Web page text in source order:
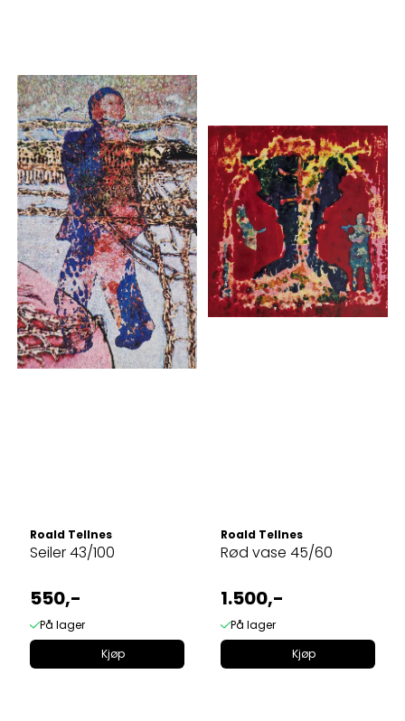
Roald Tellnes
Seiler 43/100
550,-
På lager
Kjøp
Roald Tellnes
Rød vase 45/60
1.500,-
På lager
Kjøp